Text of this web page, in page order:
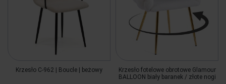
Krzesło C-962 | Boucle | beżowy
Krzesło fotelowe obrotowe Glamour
BALLOON biały baranek / złote nogi